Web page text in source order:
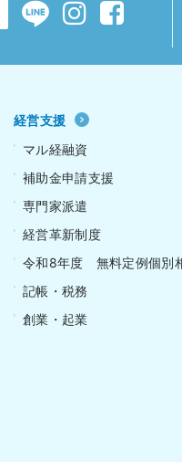
経営支援
マル経融資
補助金申請支援
専門家派遣
経営革新制度
令和8年度 無料定例個別
記帳・税務
創業・起業